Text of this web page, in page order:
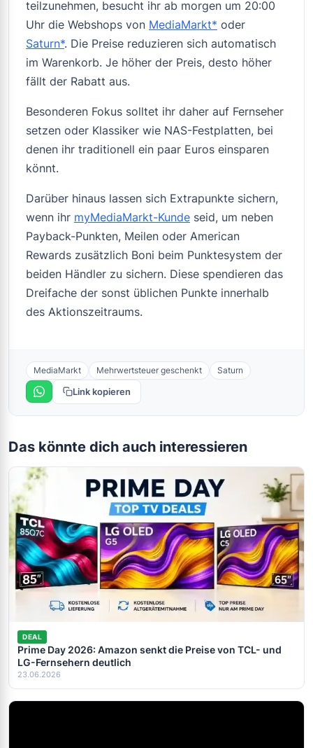
teilzunehmen, besucht ihr ab morgen um 20:00
Uhr die Webshops von MediaMarkt* oder
Saturn*. Die Preise reduzieren sich automatisch
im Warenkorb. Je höher der Preis, desto höher
fällt der Rabatt aus.
Besonderen Fokus solltet ihr daher auf Fernseher
setzen oder Klassiker wie NAS-Festplatten, bei
denen ihr traditionell ein paar Euros einsparen
könnt.
Darüber hinaus lassen sich Extrapunkte sichern,
wenn ihr myMediaMarkt-Kunde seid, um neben
Payback-Punkten, Meilen oder American
Rewards zusätzlich Boni beim Punktesystem der
beiden Händler zu sichern. Diese spendieren das
Dreifache der sonst üblichen Punkte innerhalb
des Aktionszeitraums.
MediaMarkt Mehrwertsteuer geschenkt Saturn
Link kopieren
Das könnte dich auch interessieren
DEAL
Prime Day 2026: Amazon senkt die Preise von TCL- und
LG-Fernsehern deutlich
23.06.2026